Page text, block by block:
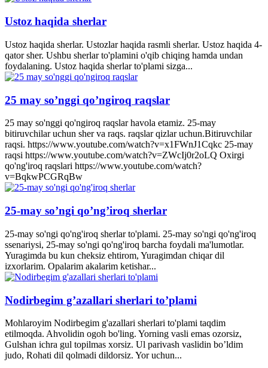
Ustoz haqida sherlar
Ustoz haqida sherlar. Ustozlar haqida rasmli sherlar. Ustoz haqida 4-
qator sher. Ushbu sherlar to'plamini o'qib chiqing hamda undan
foydalaning. Ustoz haqida sherlar to'plami sizga...
25 may so’nggi qo’ngiroq raqslar
25 may so'nggi qo'ngiroq raqslar havola etamiz. 25-may
bitiruvchilar uchun sher va raqs. raqslar qizlar uchun.Bitiruvchilar
raqsi. https://www.youtube.com/watch?v=x1FWnJ1Cqkc 25-may
raqsi https://www.youtube.com/watch?v=ZWcIj0r2oLQ Oxirgi
qo'ng'iroq raqslari https://www.youtube.com/watch?
v=BqkwPCGRqBw
25-may so’ngi qo’ng’iroq sherlar
25-may so'ngi qo'ng'iroq sherlar to'plami. 25-may so'ngi qo'ng'iroq
ssenariysi, 25-may so'ngi qo'ng'iroq barcha foydali ma'lumotlar.
Yuragimda bu kun cheksiz ehtirom, Yuragimdan chiqar dil
izxorlarim. Opalarim akalarim ketishar...
Nodirbegim g’azallari sherlari to’plami
Mohlaroyim Nodirbegim g'azallari sherlari to'plami taqdim
etilmoqda. Ahvolidin ogoh bo'ling. Yorning vasli emas ozorsiz,
Gulshan ichra gul topilmas xorsiz. Ul parivash vaslidin bo’ldim
judo, Rohati dil qolmadi dildorsiz. Yor uchun...